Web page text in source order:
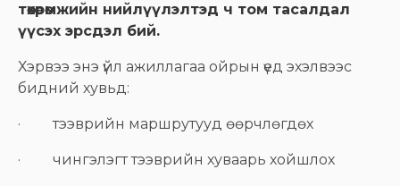
төхөөрөмжийн нийлүүлэлтэд ч том тасалдал
үүсэх эрсдэл бий.
Хэрвээ энэ үйл ажиллагаа ойрын үед эхэлвээс
бидний хувьд:
· тээврийн маршрутууд өөрчлөгдөх
· чингэлэгт тээврийн хуваарь хойшлох